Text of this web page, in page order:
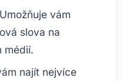
Umožňuje vám
slova na
médií.
najít nejvíce